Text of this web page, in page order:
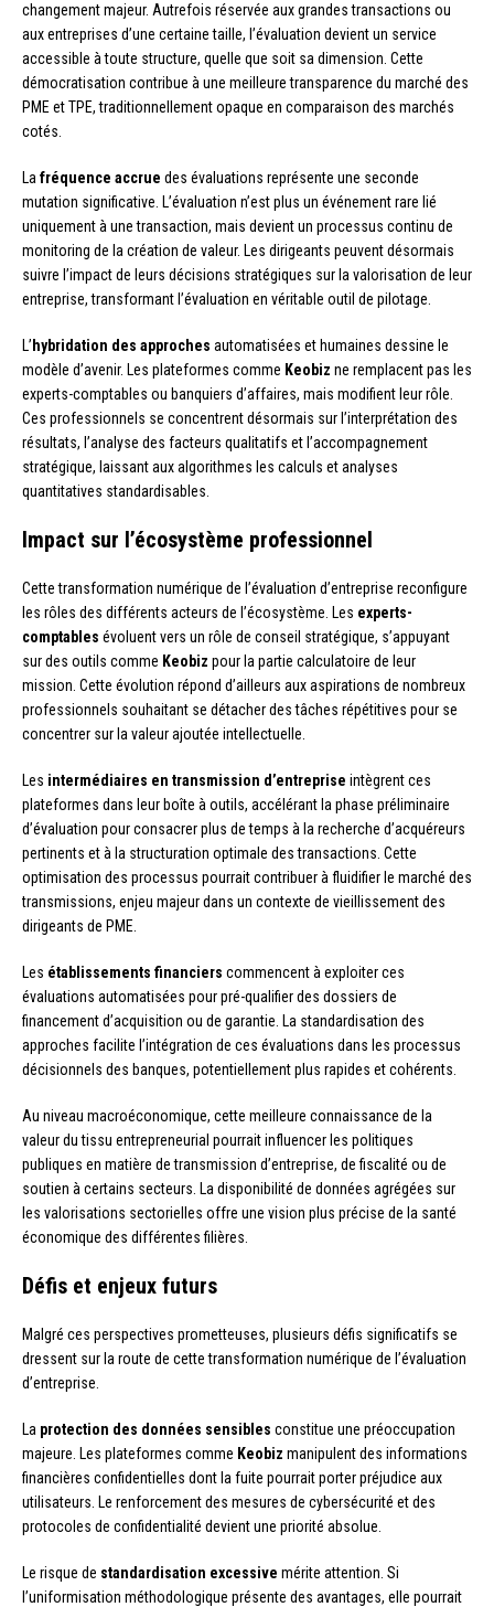
changement majeur. Autrefois réservée aux grandes transactions ou
aux entreprises d’une certaine taille, l’évaluation devient un service
accessible à toute structure, quelle que soit sa dimension. Cette
démocratisation contribue à une meilleure transparence du marché des
PME et TPE, traditionnellement opaque en comparaison des marchés
cotés.
La fréquence accrue des évaluations représente une seconde
mutation significative. L’évaluation n’est plus un événement rare lié
uniquement à une transaction, mais devient un processus continu de
monitoring de la création de valeur. Les dirigeants peuvent désormais
suivre l’impact de leurs décisions stratégiques sur la valorisation de leur
entreprise, transformant l’évaluation en véritable outil de pilotage.
L’ hybridation des approches automatisées et humaines dessine le
modèle d’avenir. Les plateformes comme Keobiz ne remplacent pas les
experts-comptables ou banquiers d’affaires, mais modifient leur rôle.
Ces professionnels se concentrent désormais sur l’interprétation des
résultats, l’analyse des facteurs qualitatifs et l’accompagnement
stratégique, laissant aux algorithmes les calculs et analyses
quantitatives standardisables.
Impact sur l’écosystème professionnel
Cette transformation numérique de l’évaluation d’entreprise reconfigure
les rôles des différents acteurs de l’écosystème. Les experts-
comptables évoluent vers un rôle de conseil stratégique, s’appuyant
sur des outils comme Keobiz pour la partie calculatoire de leur
mission. Cette évolution répond d’ailleurs aux aspirations de nombreux
professionnels souhaitant se détacher des tâches répétitives pour se
concentrer sur la valeur ajoutée intellectuelle.
Les intermédiaires en transmission d’entreprise intègrent ces
plateformes dans leur boîte à outils, accélérant la phase préliminaire
d’évaluation pour consacrer plus de temps à la recherche d’acquéreurs
pertinents et à la structuration optimale des transactions. Cette
optimisation des processus pourrait contribuer à fluidifier le marché des
transmissions, enjeu majeur dans un contexte de vieillissement des
dirigeants de PME.
Les établissements financiers commencent à exploiter ces
évaluations automatisées pour pré-qualifier des dossiers de
financement d’acquisition ou de garantie. La standardisation des
approches facilite l’intégration de ces évaluations dans les processus
décisionnels des banques, potentiellement plus rapides et cohérents.
Au niveau macroéconomique, cette meilleure connaissance de la
valeur du tissu entrepreneurial pourrait influencer les politiques
publiques en matière de transmission d’entreprise, de fiscalité ou de
soutien à certains secteurs. La disponibilité de données agrégées sur
les valorisations sectorielles offre une vision plus précise de la santé
économique des différentes filières.
Défis et enjeux futurs
Malgré ces perspectives prometteuses, plusieurs défis significatifs se
dressent sur la route de cette transformation numérique de l’évaluation
d’entreprise.
La protection des données sensibles constitue une préoccupation
majeure. Les plateformes comme Keobiz manipulent des informations
financières confidentielles dont la fuite pourrait porter préjudice aux
utilisateurs. Le renforcement des mesures de cybersécurité et des
protocoles de confidentialité devient une priorité absolue.
Le risque de standardisation excessive mérite attention. Si
l’uniformisation méthodologique présente des avantages, elle pourrait